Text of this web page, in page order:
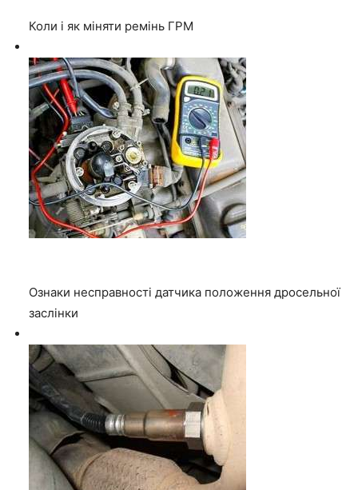
Коли і як міняти ремінь ГРМ
Ознаки несправності датчика положення дросельної
заслінки